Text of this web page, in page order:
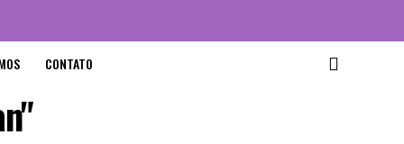
CONTATO